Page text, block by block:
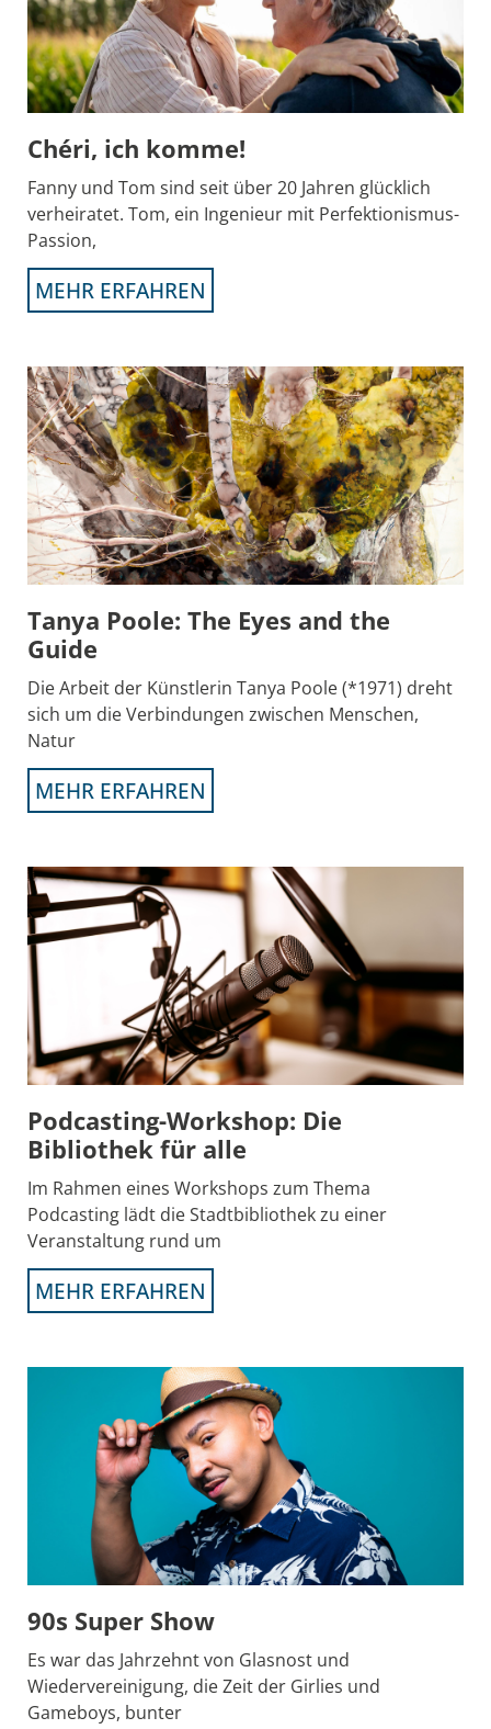
Chéri, ich komme!
Fanny und Tom sind seit über 20 Jahren glücklich
verheiratet. Tom, ein Ingenieur mit Perfektionismus-
Passion,
MEHR ERFAHREN
Tanya Poole: The Eyes and the
Guide
Die Arbeit der Künstlerin Tanya Poole (*1971) dreht
sich um die Verbindungen zwischen Menschen,
Natur
MEHR ERFAHREN
Podcasting-Workshop: Die
Bibliothek für alle
Im Rahmen eines Workshops zum Thema
Podcasting lädt die Stadtbibliothek zu einer
Veranstaltung rund um
MEHR ERFAHREN
90s Super Show
Es war das Jahrzehnt von Glasnost und
Wiedervereinigung, die Zeit der Girlies und
Gameboys, bunter